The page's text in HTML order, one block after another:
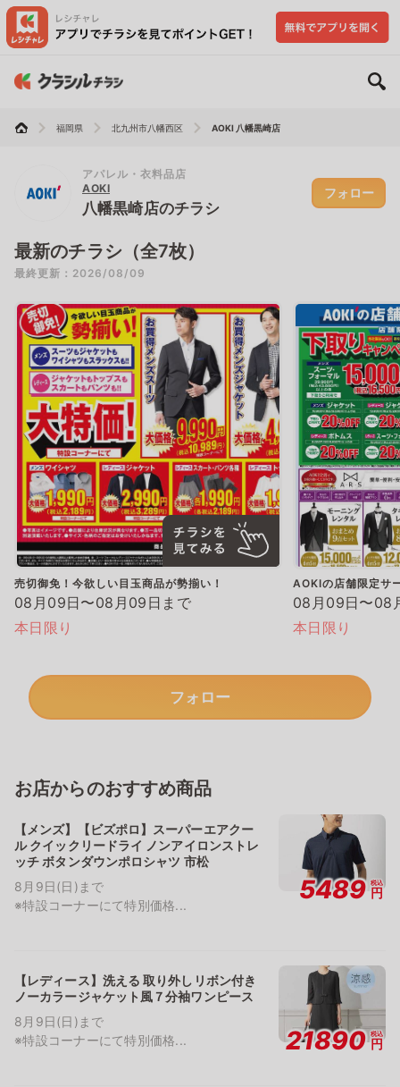
福岡県 北九州市八幡西区 AOKI 八幡黒崎店
アパレル・衣料品店
AOKI
八幡黒崎店のチラシ
フォロー
最新のチラシ（全7枚）
最終更新：2026/08/09
売切御免！今欲しい目玉商品が勢揃い！
08月09日〜08月09日まで
本日限り
AOKIの店舗限定サ
08月09日〜08
本日限り
フォロー
お店からのおすすめ商品
【メンズ】【ビズポロ】スーパーエアクー
ル クイックリードライ ノンアイロンストレ
ッチ ボタンダウンポロシャツ 市松
8月9日(日)まで
※特設コーナーにて特別価格...
5489 税込
円
【レディース】洗える 取り外しリボン付き
ノーカラージャケット風７分袖ワンピース
8月9日(日)まで
※特設コーナーにて特別価格...
21890 税込
円